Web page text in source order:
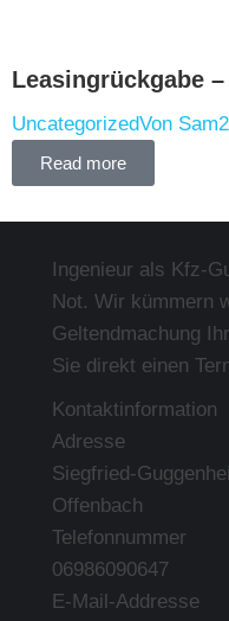
Leasingrückgabe
UncategorizedVon
Read more
Ingenieur als Kfz-
Not. Wir kümmern
Geltendmachung
Sie direkt einen
Kontaktinformation
Adresse
Siegfried-
Offenbach
Telefonnummer
06986090647
E-Mail-Addresse